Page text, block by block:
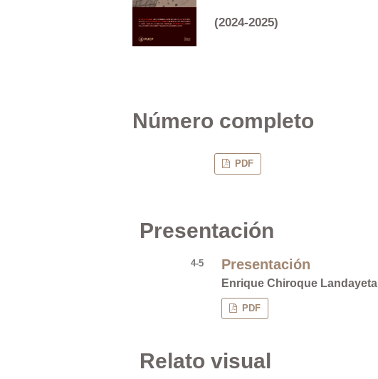
(2024-2025)
Número completo
PDF
Presentación
Presentación
Enrique Chiroque Landayeta
4-5
PDF
Relato visual